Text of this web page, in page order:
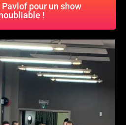
pour un show
!